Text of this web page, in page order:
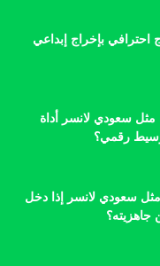
احترافي بإخراج إبداعي
سعودي لانسر أداة
رقمي؟
سعودي لانسر إذا دخل